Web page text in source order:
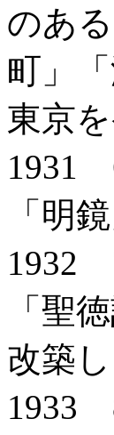
のあ
町」
東京
1931
「明
1932
「聖
改築
1933